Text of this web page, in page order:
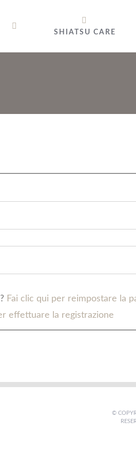
SHIATSU CARE
Fai clic qui per reimpostare la
effettuare la registrazione
©